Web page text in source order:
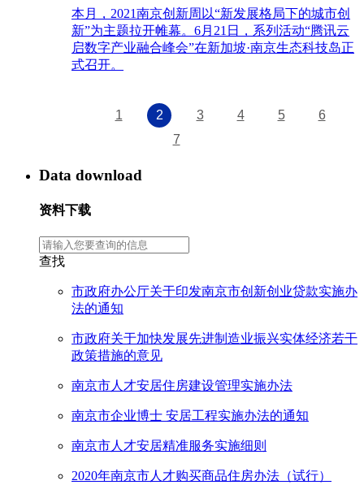
本月，2021南京创新周以“新发展格局下的城市创
新”为主题拉开帷幕。6月21日，系列活动“腾讯云
启数字产业融合峰会”在新加坡·南京生态科技岛正
式召开。
1 2 3 4 5
6
7
Data download
资料下载
查找
市政府办公厅关于印发南京市创新创业贷款实施办
法的通知
市政府关于加快发展先进制造业振兴实体经济若干
政策措施的意见
南京市人才安居住房建设管理实施办法
南京市企业博士 安居工程实施办法的通知
南京市人才安居精准服务实施细则
2020年南京市人才购买商品住房办法（试行）